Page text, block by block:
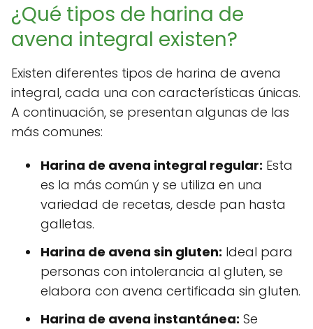
¿Qué tipos de harina de
avena integral existen?
Existen diferentes tipos de harina de avena
integral, cada una con características únicas.
A continuación, se presentan algunas de las
más comunes:
Harina de avena integral regular: Esta
es la más común y se utiliza en una
variedad de recetas, desde pan hasta
galletas.
Harina de avena sin gluten: Ideal para
personas con intolerancia al gluten, se
elabora con avena certificada sin gluten.
Harina de avena instantánea: Se